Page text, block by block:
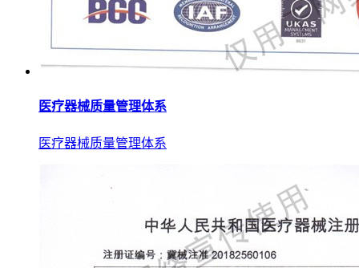
医疗器械质量管理体系
医疗器械质量管理体系